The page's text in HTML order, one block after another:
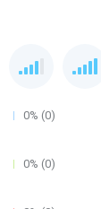
0% (0)
0% (0)